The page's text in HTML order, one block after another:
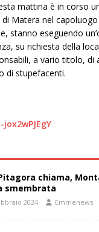
mattina è in corso
Matera nel
stanno eseguendo
su richiesta della
a vario titolo,
di stupefacenti.
Pitagora chiama,
smembrata
2024 Emmenews